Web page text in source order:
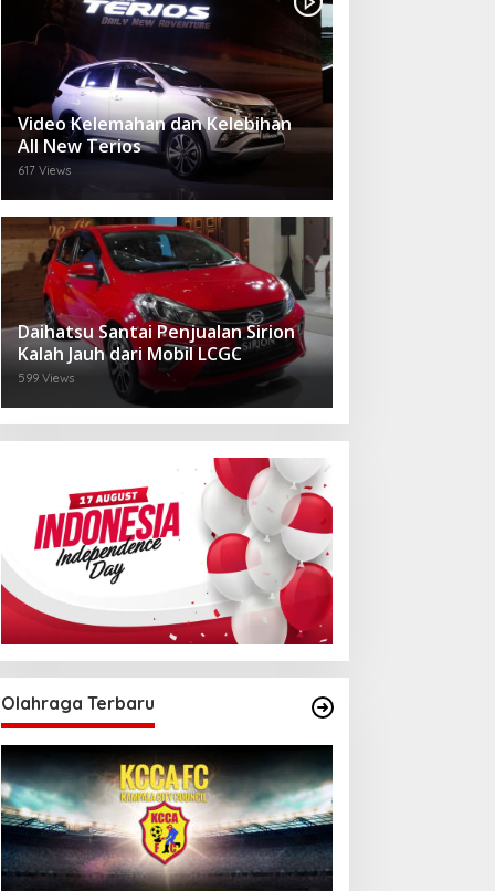
Video Kelemahan dan Kelebihan
All New Terios
617 Views
Daihatsu Santai Penjualan Sirion
Kalah Jauh dari Mobil LCGC
599 Views
Olahraga Terbaru